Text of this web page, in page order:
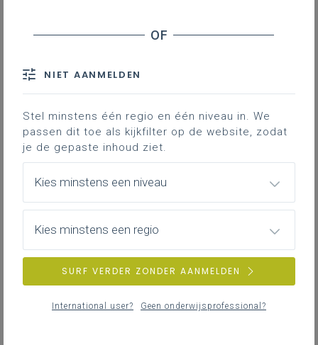
verschillende manieren. Dit lesidee legt de
focus op de voorstelling van voertuigen
(land, zee, lucht) in kunstwerken en biedt
leerlingen de kans om via verschillende
artistieke talen aan de slag te gaan rond
dit thema. Als leraar maak je keuzes uit
onderstaande ideeën om uiteindelijk tot
een samenhangend geheel van
komen.
Gekoppelde leerplannen
NIET AANMELDEN
Stel minstens één regio en één niveau in. We
passen dit toe als kijkfilter op de website, zodat
je de gepaste inhoud ziet.
Kies minstens een niveau
Kies minstens een regio
SURF VERDER ZONDER AANMELDEN
International user? Geen onderwijsprofessional?